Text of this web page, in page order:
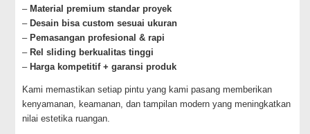
– Material premium standar proyek
– Desain bisa custom sesuai ukuran
– Pemasangan profesional & rapi
– Rel sliding berkualitas tinggi
– Harga kompetitif + garansi produk
Kami memastikan setiap pintu yang kami pasang memberikan
kenyamanan, keamanan, dan tampilan modern yang meningkatkan
nilai estetika ruangan.